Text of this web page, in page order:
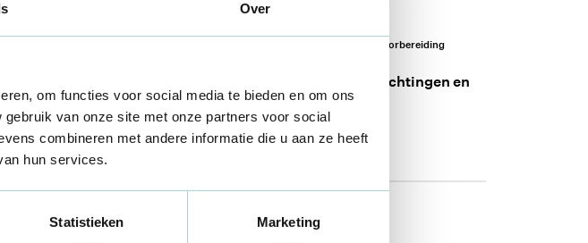
Over
om functies voor social media te bieden en om ons
van onze site met onze partners voor social
combineren met andere informatie die u aan ze heeft
hun services.
Statistieken Marketing
Fase 1: Voorbereiding
Administratieve verplichtingen en
aansluitingen
5 nov 2025